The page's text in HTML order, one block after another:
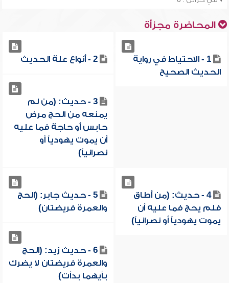
المحاضرة مجزأة
1 - الاحتياط في رواية
الحديث الصحيح
2 - أنواع علة الحديث
3 - حديث: (من لم
يمنعه من الحج مرض
حابس أو حاجة فما عليه
أن يموت يهودياً أو
نصرانياً)
4 - حديث: (من أطاق
فلم يحج فما عليه أن
يموت يهودياً أو نصرانياً)
5 - حديث جابر: (الحج
والعمرة فريضتان)
6 - حديث زيد: (الحج
والعمرة فريضتان لا يضرك
بأيهما بدأت)